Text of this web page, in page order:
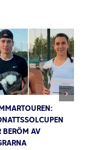
BERÖM AV